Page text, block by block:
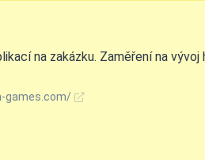
na zakázku. Zaměření na vývoj
games.com/